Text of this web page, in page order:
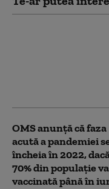
OMS anunță că faza
acută a pandemiei
încheia în 2022,
70% din populaţie
vaccinată până în